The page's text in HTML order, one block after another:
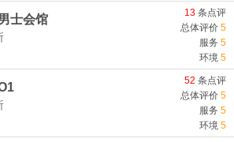
士会馆 13 条点评
总体评价 5
服务 5
环境 5
52 条点评
总体评价 5
服务 5
环境 5